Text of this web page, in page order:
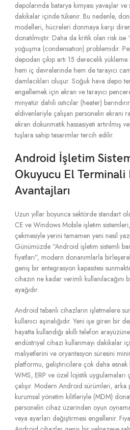
depolarında batarya kimyası yavaşlar
dakikalar içinde tükenir. Bu nedenle,
modelleri, hücreleri donmaya karşı
donatılmıştır. Daha da kritik olan risk ise
yoğuşma (condensation) problemidir.
depodan çıkıp artı 15 derecelik
hem iç devrelerinde hem de tarayıcı
damlacıkları oluşur. Soğuk hava depo
engellemek için ekran ve tarayıcı
minyatür dahili ısıtıcılar (heater) barındırır.
eldivenleriyle çalışan personelin ekranı
ekran dokunmatik hassasiyeti artırılmış
tuşlara sahip tasarımlar tercih edilir.
Android İşletim
Okuyucu El Terminali
Avantajları
Uzun yıllar boyunca sektörde standart
CE ve Windows Mobile işletim sistemleri,
çekmesiyle yerini tamamen yeni nesil
Günümüzde “Android işletim sistemli
fiyatları”, modern donanımlarla
geniş bir entegrasyon kapasitesi
cihazın ne kadar verimli kullanılacağını
ayağıdır.
Android tabanlı cihazların işletmelere
kullanıcı aşinalığıdır. Yeni işe giren bir
hayatta kullandığı akıllı telefon
endüstriyel cihazı kullanmayı dakikalar
maliyetlerini ve oryantasyon süresini
platformu, geliştiricilere çok daha
WMS, ERP ve özel lojistik uygulamaları
çalışır. Modern Android sürümleri, arka
kurumsal yönetim kilitleriyle (MDM)
personelin cihaz üzerinden oyun
veya ayarları değiştirmesi engellenir.